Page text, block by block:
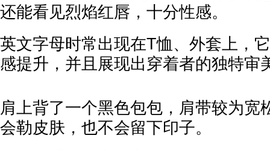
还能看见烈焰红唇，十分性感。
英文字母时常出现在T恤、外套上，
感提升，并且展现出穿着者的独特审
肩上背了一个黑色包包，肩带较为宽
会勒皮肤，也不会留下印子。